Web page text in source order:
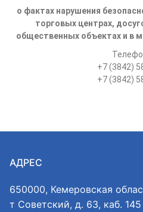
о фактах нарушения
торговых центрах,
общественных объектах и в
+7 (3842)
+7 (3842)
АДРЕС
650000, Кемеровская
т Советский, д. 63, каб. 145